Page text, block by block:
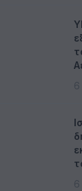
6
6